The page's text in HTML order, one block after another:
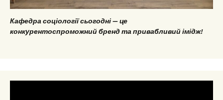
Кафедра соціології сьогодні — це
конкурентоспроможний бренд та привабливий імідж!